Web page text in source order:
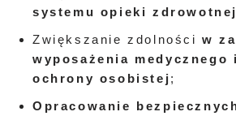
systemu opieki
Zwiększanie zdolnościw
wyposażenia medycznego
ochrony osobistej;
Opracowanie